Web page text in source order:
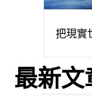
把現實
最新文